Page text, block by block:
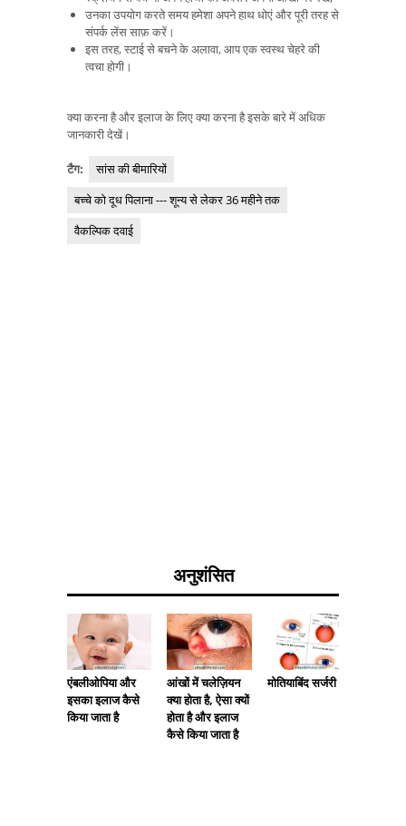
उनका उपयोग करते समय हमेशा अपने हाथ धोएं और पूरी तरह से
संपर्क लेंस साफ़ करें।
इस तरह, स्टाई से बचने के अलावा, आप एक स्वस्थ चेहरे की
त्वचा होगी।
क्या करना है और इलाज के लिए क्या करना है इसके बारे में अधिक
जानकारी देखें।
टैग:
सांस की बीमारियों
बच्चे को दूध पिलाना --- शून्य से लेकर 36 महीने तक
वैकल्पिक दवाई
अनुशंसित
एंबलीओपिया और
इसका इलाज कैसे
किया जाता है
आंखों में चलेज़ियन
क्या होता है, ऐसा क्यों
होता है और इलाज
कैसे किया जाता है
मोतियाबिंद सर्जरी